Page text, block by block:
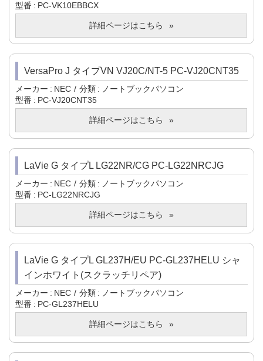
型番
PC-VK10EBBCX
詳細ページはこちら
VersaPro J タイプVN VJ20C/NT-5 PC-VJ20CNT35
メーカー NEC 分類
ノートブックパソコン
型番
PC-VJ20CNT35
詳細ページはこちら
LaVie G タイプL LG22NR/CG PC-LG22NRCJG
メーカー NEC 分類
ノートブックパソコン
型番
PC-LG22NRCJG
詳細ページはこちら
LaVie G タイプL GL237H/EU PC-GL237HELU シャ
インホワイト(スクラッチリペア)
メーカー NEC 分類
ノートブックパソコン
型番
PC-GL237HELU
詳細ページはこちら